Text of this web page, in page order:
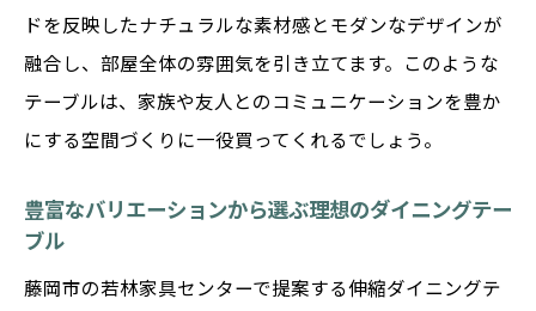
ルの選び方
プロが教える理想的なダイニングテーブル
の見つけ方
藤岡市の家庭に合ったテーブル選びのポイ
素材やデザインにこだわった選択術
ドを反映したナチュラルな素材感とモダンなデザインが
融合し、部屋全体の雰囲気を引き立てます。このような
テーブルは、家族や友人とのコミュニケーションを豊か
にする空間づくりに一役買ってくれるでしょう。
豊富なバリエーションから選ぶ理想のダイニングテー
ブル
藤岡市の若林家具センターで提案する伸縮ダイニングテ